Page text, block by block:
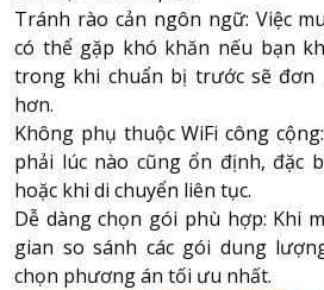
Tránh rào cản ngôn ngữ: Việc
có thể gặp khó khăn nếu bạn
trong khi chuẩn bị trước sẽ đơn
hơn.
Không phụ thuộc WiFi công
phải lúc nào cũng ổn định, đặc
hoặc khi di chuyển liên tục.
Dễ dàng chọn gói phù hợp: Khi
gian so sánh các gói dung
chọn phương án tối ưu nhất.